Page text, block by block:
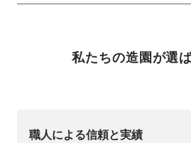
私たちの造園が選
職人による信頼と実績